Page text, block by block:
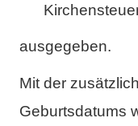
ausgegeben.
Mit der
Geburtsdatums